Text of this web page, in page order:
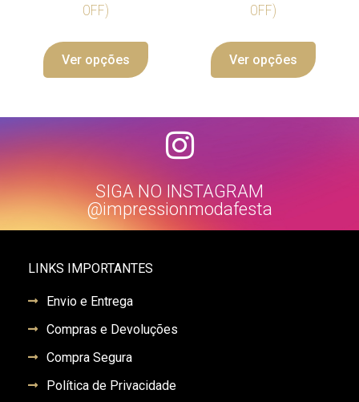
OFF)
Ver opções
OFF)
Ver opções
SIGA NO INSTAGRAM
@impressionmodafesta
LINKS IMPORTANTES
Envio e Entrega
Compras e Devoluções
Compra Segura
Política de Privacidade